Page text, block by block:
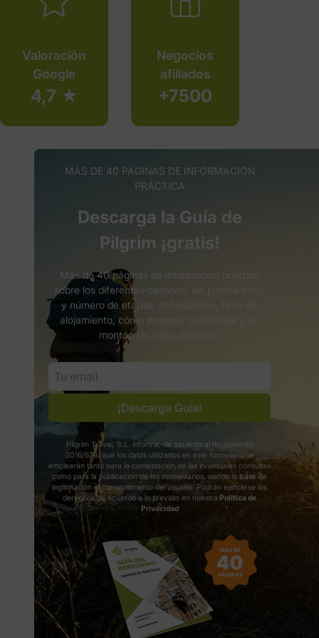
Valoración
Google
4,7 ★
Negocios
afiliados
+7500
MÁS DE 40 PAGINAS DE INFORMACION
PRÁCTICA
Descarga la Guía de
Pilgrim ¡gratis!
Más de 40 páginas de informacion práctica
sobre los diferentes caminos, los puntos inicio
y número de etapas, señalización, tipos de
alojamiento, cómo preparar tu mochila y un
montón de datos curiosos.
¡Descarga Guía!
Pilgrim Travel, S.L. informa, de acuerdo al Reglamento
2016/679, que los datos utilizados en este formulario se
emplearán tanto para la contestación de las eventuales consultas
como para la publicación de los comentarios, siendo la base de
legitimación el consentimiento del usuario. Podrán ejercerse los
derechos de acuerdo a lo previsto en nuestra Política de
Privacidad